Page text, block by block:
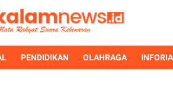
PENDIDIKAN OLAHRAGA